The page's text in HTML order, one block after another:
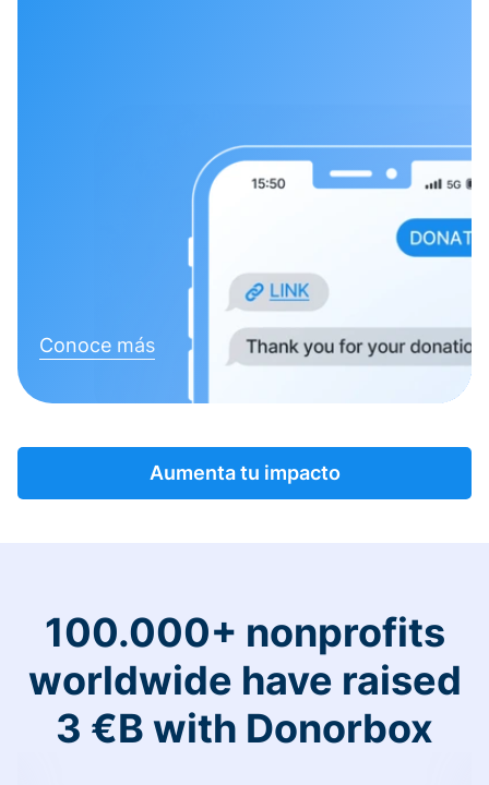
Conoce más
Aumenta tu impacto
100.000+ nonprofits
worldwide have raised
3 €B with Donorbox